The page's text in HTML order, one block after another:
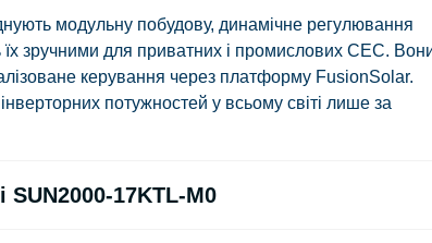
модульну побудову, динамічне регулювання
їх зручними для приватних і промислових СЕС.
керування через платформу FusionSolar.
потужностей у всьому світі лише за
17KTL-M0